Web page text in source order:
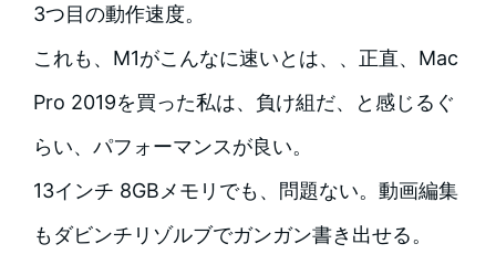
3つ目の動作速度。
これも、M1がこんなに速いとは、、正直、Mac
Pro 2019を買った私は、負け組だ、と感じるぐ
らい、パフォーマンスが良い。
13インチ 8GBメモリでも、問題ない。動画編集
もダビンチリゾルブでガンガン書き出せる。